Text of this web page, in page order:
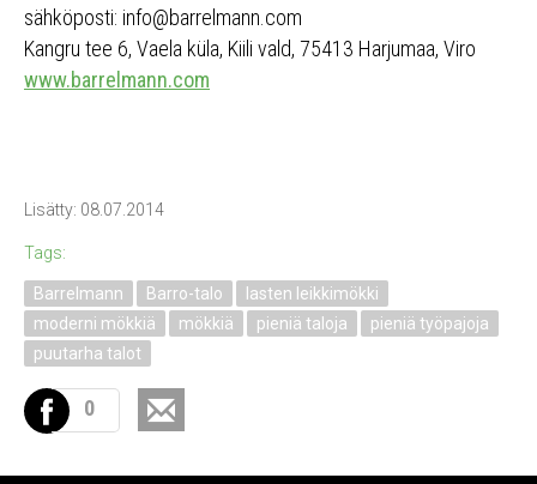
sähköposti: info@barrelmann.com
Kangru tee 6, Vaela küla, Kiili vald, 75413 Harjumaa, Viro
www.barrelmann.com
Lisätty: 08.07.2014
Tags:
Barrelmann Barro-talo
lasten leikkimökki
moderni mökkiä
mökkiä pieniä taloja
pieniä työpajoja
puutarha talot
0